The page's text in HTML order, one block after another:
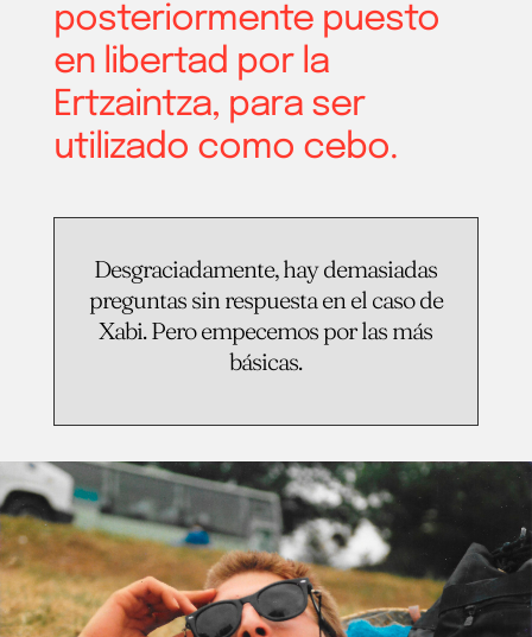
posteriormente puesto
en libertad por la
Ertzaintza, para ser
utilizado como cebo.
Desgraciadamente, hay demasiadas
preguntas sin respuesta en el caso de
Xabi. Pero empecemos por las más
básicas.